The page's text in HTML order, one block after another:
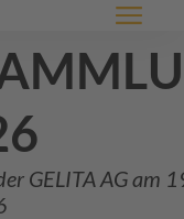
Menü
GELITAAG am